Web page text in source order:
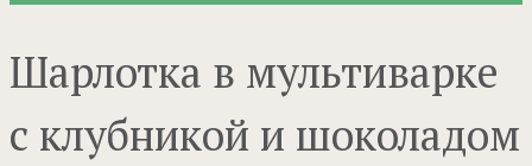
Шарлотка в мультиварке
с клубникой и шоколадом